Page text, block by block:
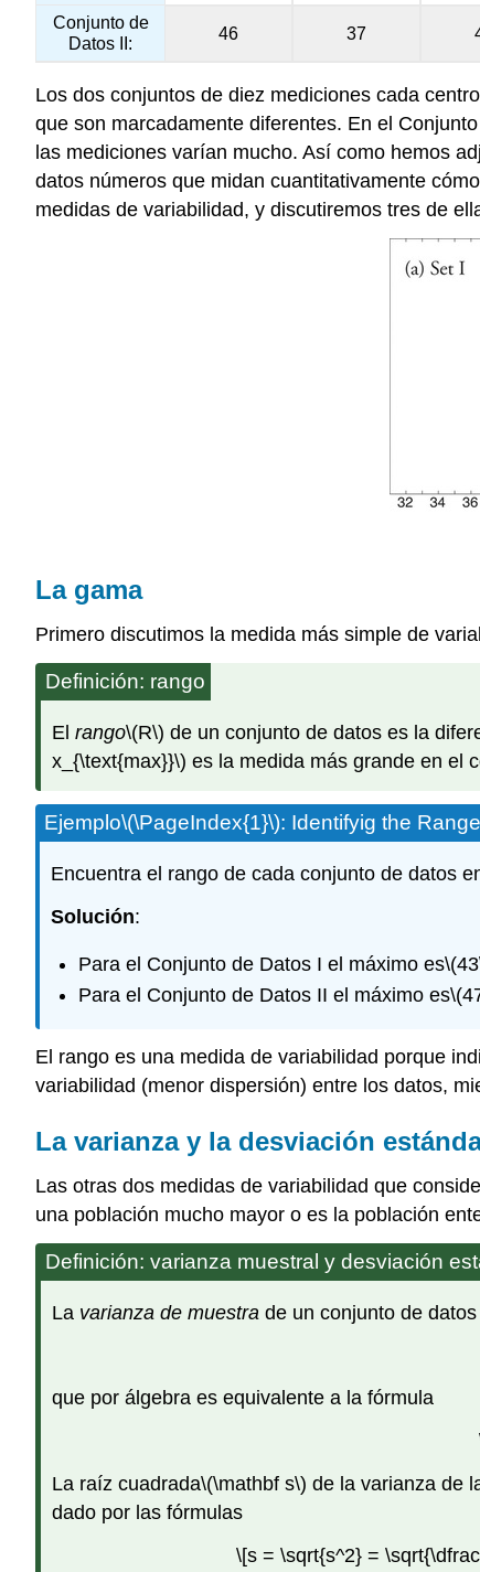
Conjunto de
Datos II:
46 37
Los dos conjuntos de diez mediciones cada
que son marcadamente diferentes. En el
las mediciones varían mucho. Así como hemos
datos números que midan cuantitativamente
medidas de variabilidad, y discutiremos tres de
La gama
Primero discutimos la medida más simple de
Definición: rango
El rango\(R\) de un conjunto de datos es la
x_{\text{max}}\) es la medida más grande en el
Ejemplo\(\PageIndex{1}\): Identifyig the
Encuentra el rango de cada conjunto de datos
Solución:
Para el Conjunto de Datos I el máximo es
Para el Conjunto de Datos II el máximo es
El rango es una medida de variabilidad porque
variabilidad (menor dispersión) entre los datos,
La varianza y la desviación
Las otras dos medidas de variabilidad que
una población mucho mayor o es la población
Definición: varianza muestral y desviación
La varianza de muestra de un conjunto de
que por álgebra es equivalente a la fórmula
La raíz cuadrada\(\mathbf s\) de la varianza de
dado por las fórmulas
\[s = \sqrt{s^2} =